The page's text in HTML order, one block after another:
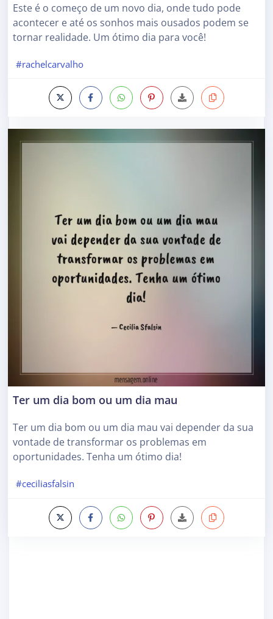
Este é o começo de um novo dia, onde tudo pode
acontecer e até os sonhos mais ousados podem se
tornar realidade. Um ótimo dia para você!
#rachelcarvalho
Ter um dia bom ou um dia mau
Ter um dia bom ou um dia mau vai depender da sua
vontade de transformar os problemas em
oportunidades. Tenha um ótimo dia!
#ceciliasfalsin